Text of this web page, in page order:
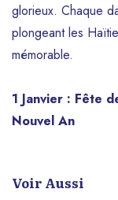
glorieux. Chaque
plongeant les
mémorable.
1 Janvier : Fête
Nouvel An
Voir Aussi